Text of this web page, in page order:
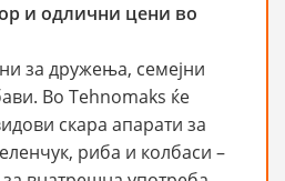
и одлични цени во
за дружења, семејни
Во Tehnomaks ќе
скара апарати за
риба и колбаси –